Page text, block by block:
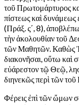
τοῦ Πρωτομάρτυρος
πίστεως καὶ δυνάμεως
(Πράξ. ς΄, 8),
τὴν ἀκολουθίαν τοῦ
τῶν Μαθητῶν. Καθὼς
διακονῆσαι, οὕτω καὶ
εὐάρεστον τῷ Θεῷ,
διηνεκῶς περὶ τῶν
Φέρεις ἐπὶ τῶν ὤμων